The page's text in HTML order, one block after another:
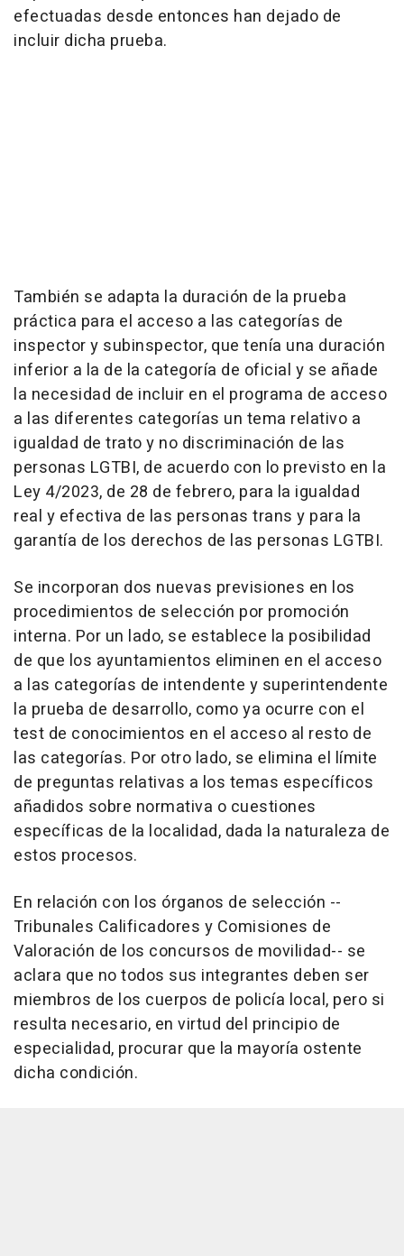
efectuadas desde entonces han dejado de
incluir dicha prueba.
También se adapta la duración de la prueba
práctica para el acceso a las categorías de
inspector y subinspector, que tenía una duración
inferior a la de la categoría de oficial y se añade
la necesidad de incluir en el programa de acceso
a las diferentes categorías un tema relativo a
igualdad de trato y no discriminación de las
personas LGTBI, de acuerdo con lo previsto en la
Ley 4/2023, de 28 de febrero, para la igualdad
real y efectiva de las personas trans y para la
garantía de los derechos de las personas LGTBI.
Se incorporan dos nuevas previsiones en los
procedimientos de selección por promoción
interna. Por un lado, se establece la posibilidad
de que los ayuntamientos eliminen en el acceso
a las categorías de intendente y superintendente
la prueba de desarrollo, como ya ocurre con el
test de conocimientos en el acceso al resto de
las categorías. Por otro lado, se elimina el límite
de preguntas relativas a los temas específicos
añadidos sobre normativa o cuestiones
específicas de la localidad, dada la naturaleza de
estos procesos.
En relación con los órganos de selección --
Tribunales Calificadores y Comisiones de
Valoración de los concursos de movilidad-- se
aclara que no todos sus integrantes deben ser
miembros de los cuerpos de policía local, pero si
resulta necesario, en virtud del principio de
especialidad, procurar que la mayoría ostente
dicha condición.